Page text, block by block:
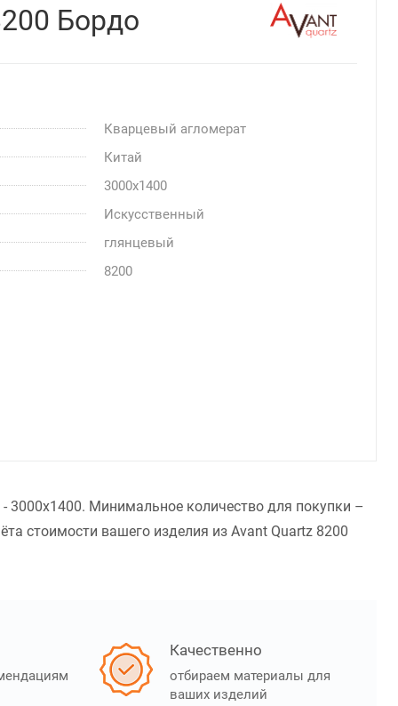
Бордо
Кварцевый агломерат
Китай
3000x1400
Искусственный
глянцевый
8200
3000x1400. Минимальное количество для покупки –
стоимости вашего изделия из Avant Quartz 8200
Качественно
отбираем материалы для
ваших изделий